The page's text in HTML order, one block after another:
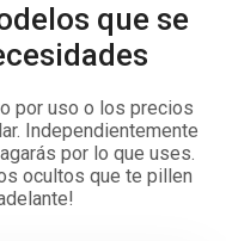
que se
por uso o los precios
Independientemente
por lo que uses.
ocultos que te pillen